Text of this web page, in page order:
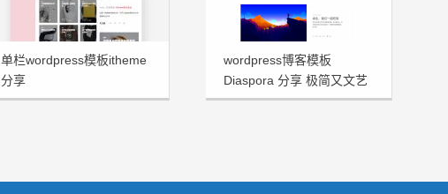
单栏wordpress模板itheme
分享
wordpress博客模板
Diaspora 分享 极简又文艺
十足